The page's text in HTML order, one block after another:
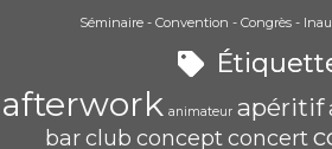
Séminaire - Convention - Congrès -
afterwork animateur apéritif
barclub conceptconcert